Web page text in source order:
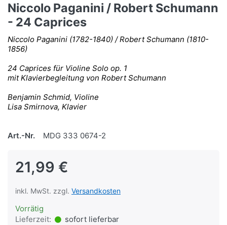
Niccolo Paganini / Robert Schumann
- 24 Caprices
Niccolo Paganini (1782-1840) / Robert Schumann (1810-
1856)
24 Caprices für Violine Solo op. 1
mit Klavierbegleitung von Robert Schumann
Benjamin Schmid, Violine
Lisa Smirnova, Klavier
Art.-Nr. MDG 333 0674-2
21,99 €
inkl. MwSt. zzgl. Versandkosten
Vorrätig
Lieferzeit:
sofort lieferbar